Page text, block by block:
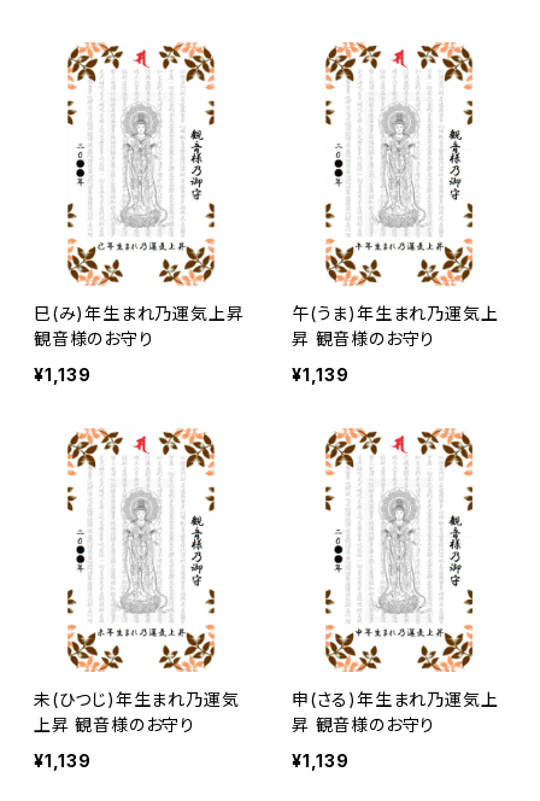
巳(み)年生まれ乃運気上昇
観音様のお守り
¥1,139
午(うま)年生まれ乃運気上
昇 観音様のお守り
¥1,139
未(ひつじ)年生まれ乃運気
上昇 観音様のお守り
¥1,139
申(さる)年生まれ乃運気上
昇 観音様のお守り
¥1,139